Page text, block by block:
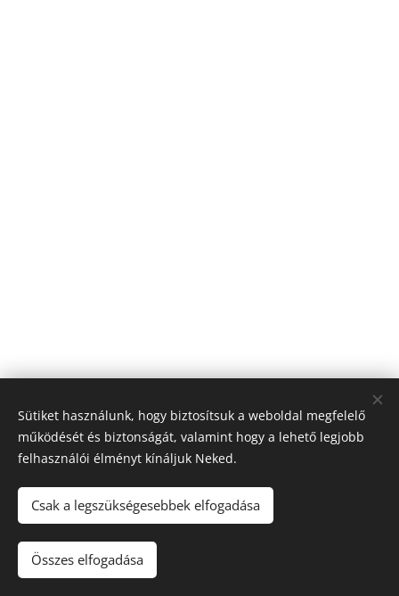
© 2026 Nagyfólia Kft. Minden jog fenntartva
Sütik
Sütiket használunk, hogy biztosítsuk a weboldal megfelelő
működését és biztonságát, valamint hogy a lehető legjobb
felhasználói élményt kínáljuk Neked.
Csak a legszükségesebbek elfogadása
Összes elfogadása